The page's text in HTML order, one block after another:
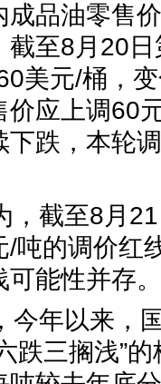
品油零售
截至8月20
美元/桶，
价应上调60
跌，本轮
，截至8月
吨的调价红
可能性并存。
今年以来，
跌三搁浅”